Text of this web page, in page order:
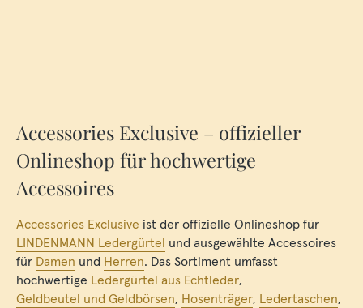
Accessories Exclusive – offizieller
Onlineshop für hochwertige
Accessoires
Accessories Exclusive ist der offizielle Onlineshop für
LINDENMANN Ledergürtel und ausgewählte Accessoires
für Damen und Herren. Das Sortiment umfasst
hochwertige Ledergürtel aus Echtleder,
Geldbeutel und Geldbörsen, Hosenträger, Ledertaschen,